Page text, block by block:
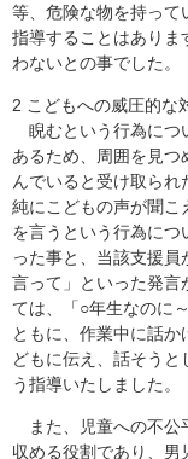
等、危険な物を持って
指導することはありま
わないとの事でした。
2 こどもへの威圧的な
睨むという行為につ
あるため、周囲を見つ
んでいると受け取ら
純にこどもの声が聞こ
を言うという行為に
った事と、当該支援
言って」といった発言
ては、「○年生なのに
ともに、作業中に話か
どもに伝え、話そうと
う指導いたしました。
また、児童への不公
収める役割であり、